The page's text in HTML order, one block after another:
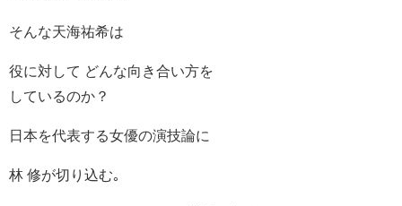
そんな天海祐希は
役に対して どんな向き合い方を
しているのか？
日本を代表する女優の演技論に
林 修が切り込む｡